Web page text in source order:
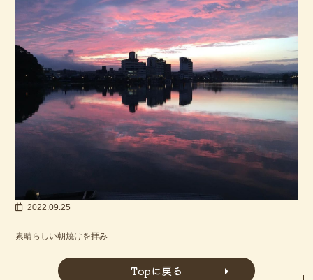
2022.09.25
素晴らしい朝焼けを拝み
Topに戻る